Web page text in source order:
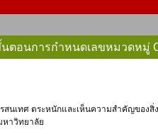
ตอนการกำหนดเลขหมวดหมู่
หาวิทยาลัย